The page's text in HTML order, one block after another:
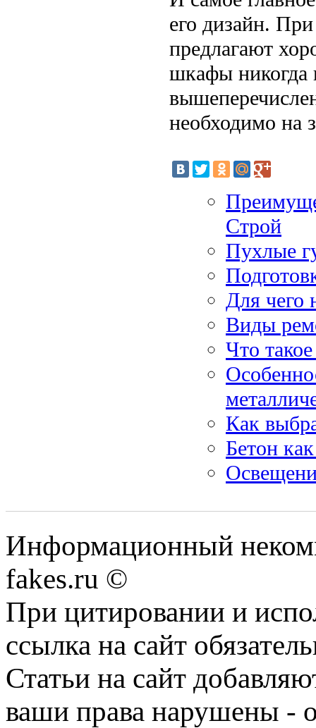
его дизайн.
предлагают
шкафы никогда
необходимо на
Строй
Пухлые
Для чего
Виды
Что
Как
Бетон
Информационный
fakes.ru ©
При цитировании и
ссылка на сайт
Статьи на сайт
ваши права нарушены -